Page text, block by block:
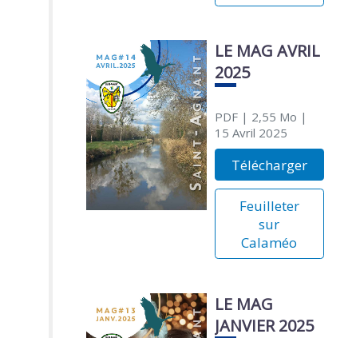
LE MAG AVRIL
2025
PDF| 2,55 Mo |
15 Avril 2025
Télécharger
Feuilleter
sur
Calaméo
LE MAG
JANVIER 2025